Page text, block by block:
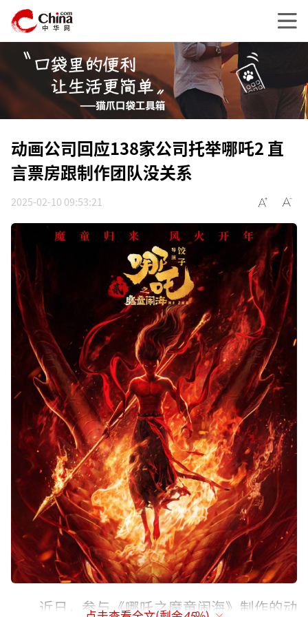
动画公司回应138家公司托举哪吒2 直
言票房跟制作团队没关系
2025-02-10 09:53:21
近日，参与《哪吒之魔童闹海》制作的动